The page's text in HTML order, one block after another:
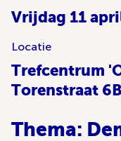
Vrijdag 11
Locatie
Trefcentrum
Torenstraat
Thema: